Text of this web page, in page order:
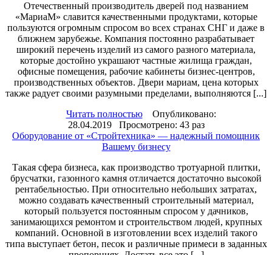
Отечественный производитель дверей под названием
«МариаМ» славится качественными продуктами, которые
пользуются огромным спросом во всех странах СНГ и даже в
ближнем зарубежье. Компания постоянно разрабатывает
широкий перечень изделий из самого разного материала,
которые достойно украшают частные жилища граждан,
офисные помещения, рабочие кабинеты бизнес-центров,
производственных объектов. Двери мариам, цена которых
также радует своими разумными пределами, выполняются [...]
Читать полностьюОпубликовано:
28.04.2019 Просмотрено: 43 раз
Оборудование от «Стройтехника» — надежный помощник
Вашему бизнесу
Такая сфера бизнеса, как производство тротуарной плитки,
брусчатки, газонного камня отличается достаточно высокой
рентабельностью. При относительно небольших затратах,
можно создавать качественный строительный материал,
который пользуется постоянным спросом у дачников,
занимающихся ремонтом и строительством людей, крупных
компаний. Основной в изготовлении всех изделий такого
типа выступает бетон, песок и различные примеси в заданных